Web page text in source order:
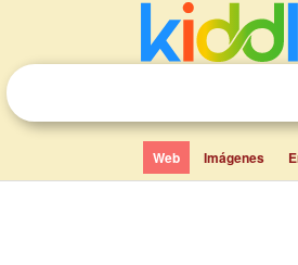
Web Imágenes